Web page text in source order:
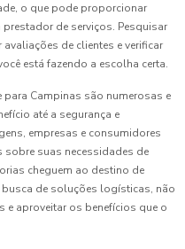
o que pode proporcionar
de serviços. Pesquisar
de clientes e verificar
está fazendo a escolha certa.
para Campinas são numerosas e
até a segurança e
empresas e consumidores
suas necessidades de
cheguem ao destino de
busca de soluções logísticas, não
e aproveitar os benefícios que o